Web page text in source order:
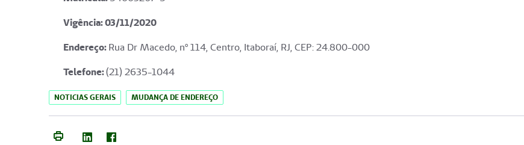
Vigência: 03/11/2020
Endereço:Rua Dr Macedo, nº 114, Centro, Itaboraí, RJ, CEP: 24.800-000
Telefone:(21) 2635-1044
NOTICIAS GERAIS MUDANÇA DE ENDEREÇO